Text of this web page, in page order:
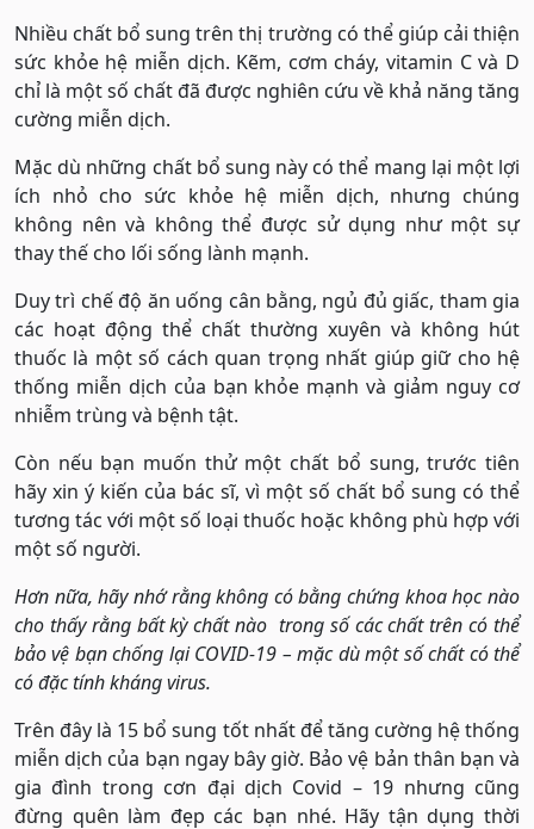
Nhiều chất bổ sung trên thị trường có thể giúp cải thiện
sức khỏe hệ miễn dịch. Kẽm, cơm cháy, vitamin C và D
chỉ là một số chất đã được nghiên cứu về khả năng tăng
cường miễn dịch.
Mặc dù những chất bổ sung này có thể mang lại một lợi
ích nhỏ cho sức khỏe hệ miễn dịch, nhưng chúng
không nên và không thể được sử dụng như một sự
thay thế cho lối sống lành mạnh.
Duy trì chế độ ăn uống cân bằng, ngủ đủ giấc, tham gia
các hoạt động thể chất thường xuyên và không hút
thuốc là một số cách quan trọng nhất giúp giữ cho hệ
thống miễn dịch của bạn khỏe mạnh và giảm nguy cơ
nhiễm trùng và bệnh tật.
Còn nếu bạn muốn thử một chất bổ sung, trước tiên
hãy xin ý kiến của bác sĩ, vì một số chất bổ sung có thể
tương tác với một số loại thuốc hoặc không phù hợp với
một số người.
Hơn nữa, hãy nhớ rằng không có bằng chứng khoa học nào
cho thấy rằng bất kỳ chất nào trong số các chất trên có thể
bảo vệ bạn chống lại COVID-19 – mặc dù một số chất có thể
có đặc tính kháng virus.
Trên đây là 15 bổ sung tốt nhất để tăng cường hệ thống
miễn dịch của bạn ngay bây giờ. Bảo vệ bản thân bạn và
gia đình trong cơn đại dịch Covid – 19 nhưng cũng
đừng quên làm đẹp các bạn nhé. Hãy tận dụng thời